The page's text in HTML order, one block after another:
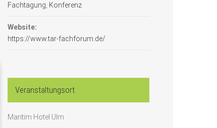
Fachtagung Konferenz
Website:
https://www.tar-fachforum.de/
Veranstaltungsort
Maritim Hotel Ulm